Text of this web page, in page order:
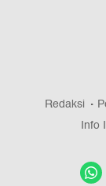
Redaksi
Info